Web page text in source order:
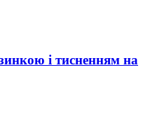
і тисненням на